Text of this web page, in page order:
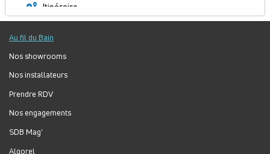
Itinéraire
Jour
Plage
horaire
Lundi :
Mardi :
Mercredi :
Vendredi :
Samedi :
Fermé
Dimanche :
Au fil du Bain
Nos showrooms
Nos installateurs
Prendre RDV
Nos engagements
SDB Mag'
Algorel